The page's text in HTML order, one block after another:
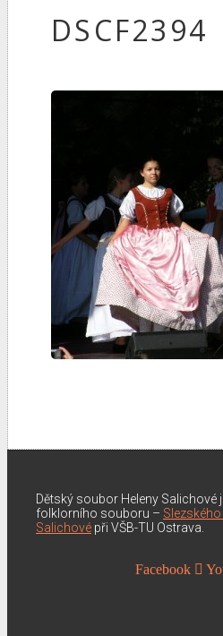
DSCF2394
Dětský soubor Heleny Salichové
folklorního souboru –
Salichové při VŠB-TU Ostrava.
Facebook